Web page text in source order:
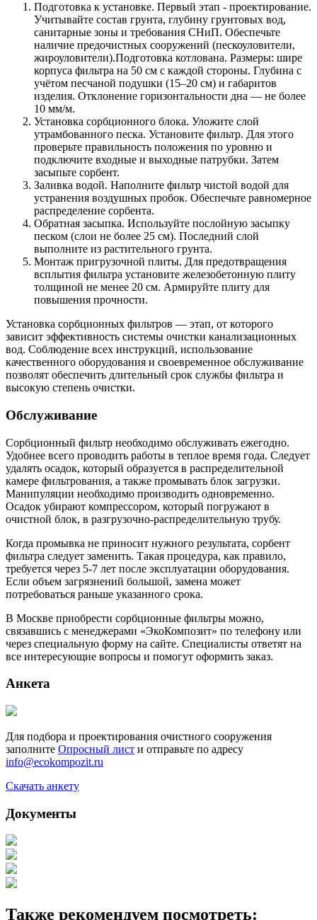
Подготовка к установке. Первый этап - проектирование.
Учитывайте состав грунта, глубину грунтовых вод,
санитарные зоны и требования СНиП. Обеспечьте
наличие предочистных сооружений (пескоуловители,
жироуловители).Подготовка котлована. Размеры: шире
корпуса фильтра на 50 см с каждой стороны. Глубина с
учётом песчаной подушки (15–20 см) и габаритов
изделия. Отклонение горизонтальности дна — не более
10 мм/м.
Установка сорбционного блока. Уложите слой
утрамбованного песка. Установите фильтр. Для этого
проверьте правильность положения по уровню и
подключите входные и выходные патрубки. Затем
засыпьте сорбент.
Заливка водой. Наполните фильтр чистой водой для
устранения воздушных пробок. Обеспечьте равномерное
распределение сорбента.
Обратная засыпка. Используйте послойную засыпку
песком (слои не более 25 см). Последний слой
выполните из растительного грунта.
Монтаж пригрузочной плиты. Для предотвращения
всплытия фильтра установите железобетонную плиту
толщиной не менее 20 см. Армируйте плиту для
повышения прочности.
Установка сорбционных фильтров — этап, от которого
зависит эффективность системы очистки канализационных
вод. Соблюдение всех инструкций, использование
качественного оборудования и своевременное обслуживание
позволят обеспечить длительный срок службы фильтра и
высокую степень очистки.
Обслуживание
Сорбционный фильтр необходимо обслуживать ежегодно.
Удобнее всего проводить работы в теплое время года. Следует
удалять осадок, который образуется в распределительной
камере фильтрования, а также промывать блок загрузки.
Манипуляции необходимо производить одновременно.
Осадок убирают компрессором, который погружают в
очистной блок, в разгрузочно-распределительную трубу.
Когда промывка не приносит нужного результата, сорбент
фильтра следует заменить. Такая процедура, как правило,
требуется через 5-7 лет после эксплуатации оборудования.
Если объем загрязнений большой, замена может
потребоваться раньше указанного срока.
В Москве приобрести сорбционные фильтры можно,
связавшись с менеджерами «ЭкоКомпозит» по телефону или
через специальную форму на сайте. Специалисты ответят на
все интересующие вопросы и помогут оформить заказ.
Анкета
Для подбора и проектирования очистного сооружения
заполните Опросный лист и отправьте по адресу
info@ecokompozit.ru
Скачать анкету
Документы
Также рекомендуем посмотреть: